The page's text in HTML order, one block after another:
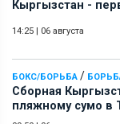
Кыргызстан -
14:25 | 06 августа
БОКС/БОРЬБА /
Сборная
пляжному сумо в